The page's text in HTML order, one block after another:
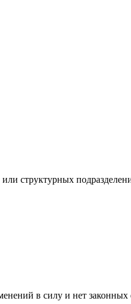
структурных
в силу и нет законных